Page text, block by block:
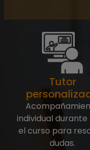
Tutor
individual
el curso para
dudas.